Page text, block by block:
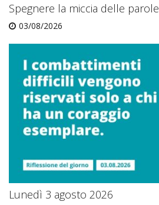
Spegnere la miccia delle parole
03/08/2026
Lunedì 3 agosto 2026